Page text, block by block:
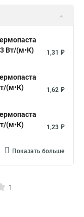
Вт/(м•К)
1,31 ₽
(м•К)
1,62 ₽
(м•К)
1,23 ₽
Показать больше
1